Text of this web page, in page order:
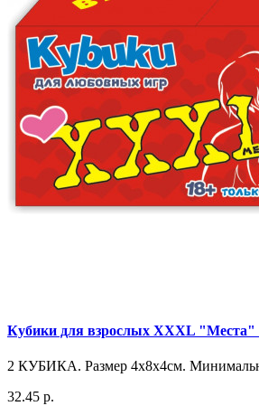
Кубики для взрослых XXXL "Места"
2 КУБИКА. Размер 4х8х4см.
32.45 р.